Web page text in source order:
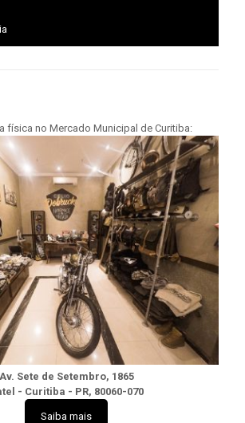
física no Mercado Municipal de Curitiba:
Av. Sete de Setembro, 1865
- Curitiba - PR, 80060-070
Saiba mais